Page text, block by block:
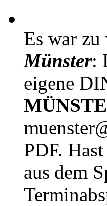
Es war
Münster:
eigene
PDF.
aus dem